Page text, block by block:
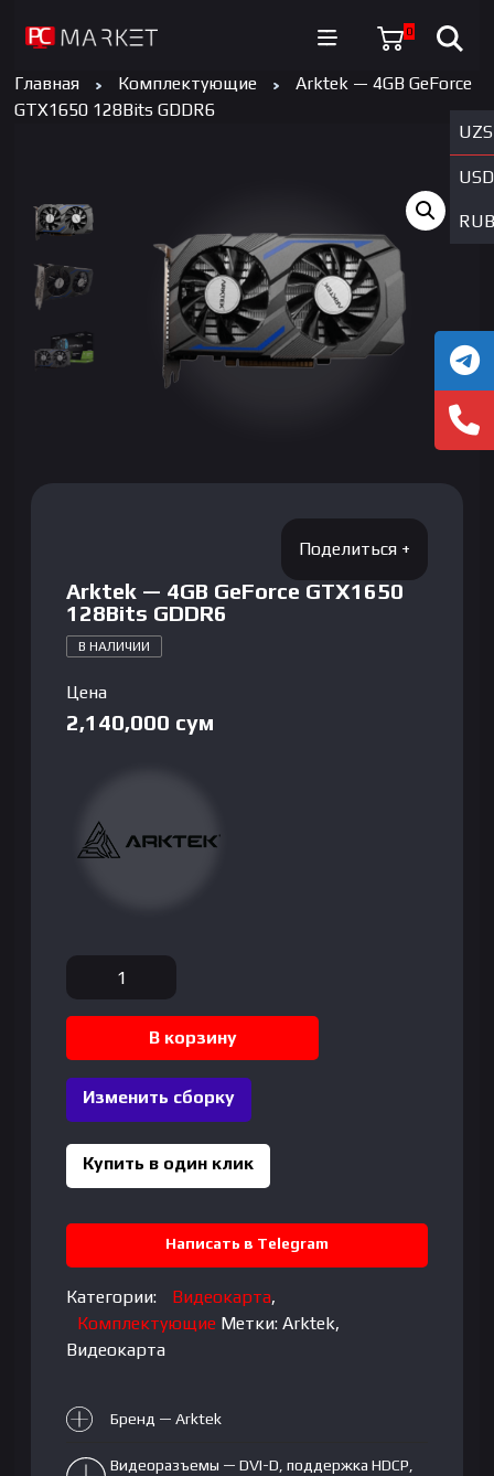
0
UZS
USD
RUB
Главная Комплектующие
Arktek — 4GB GeForce
GTX1650 128Bits GDDR6
Arktek — 4GB GeForce GTX1650
128Bits GDDR6
В НАЛИЧИИ
Цена
2,140,000 сум
Количество
товара
Arktek
4GB
GeForce
GTX1650
128Bits
GDDR6
В корзину
Изменить сборку
Купить в один клик
Написать в Telegram
Категории: Видеокарта,
Комплектующие Метки:Arktek,
Видеокарта
Бренд — Arktek
Видеоразъемы — DVI-D, поддержка HDCP,